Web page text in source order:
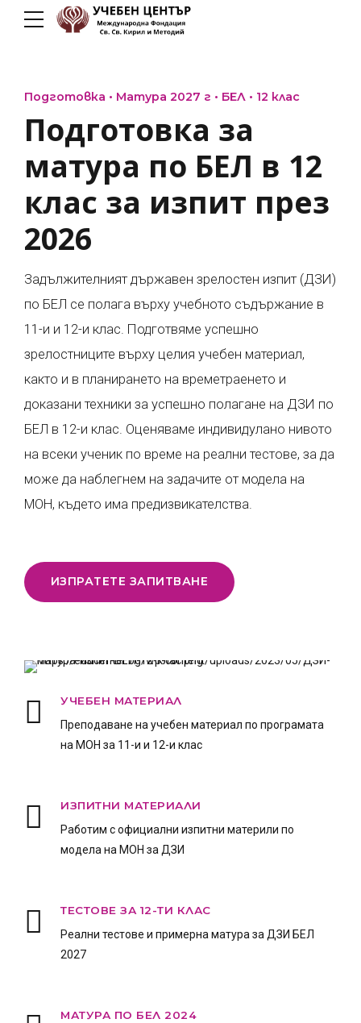
Подготовка • Матура 2027 г • БЕЛ • 12 клас
Подготовка за
матура по БЕЛ в 12
клас за изпит през
2026
Задължителният държавен зрелостен изпит (ДЗИ)
по БЕЛ се полага върху учебното съдържание в
11-и и 12-и клас. Подготвяме успешно
зрелостниците върху целия учебен материал,
както и в планирането на времетраенето и
доказани техники за успешно полагане на ДЗИ по
БЕЛ в 12-и клас. Оценяваме индивидулано нивото
на всеки ученик по време на реални тестове, за да
може да наблегнем на задачите от модела на
МОН, където има предизвикателства.
ИЗПРАТЕТЕ ЗАПИТВАНЕ
УЧЕБЕН МАТЕРИАЛ
Преподаване на учебен материал по програмата
на МОН за 11-и и 12-и клас
ИЗПИТНИ МАТЕРИАЛИ
Работим с официални изпитни материли по
модела на МОН за ДЗИ
ТЕСТОВЕ ЗА 12-ТИ КЛАС
Реални тестове и примерна матура за ДЗИ БЕЛ
2027
МАТУРА ПО БЕЛ 2024